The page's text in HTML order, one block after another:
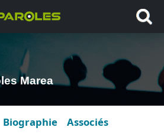
Marea
Biographie Associés